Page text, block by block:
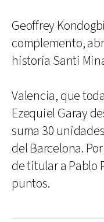
Geoffrey
complemento,
historia Santi
Valencia, que
Ezequiel Garay
suma 30
del Barcelona.
de titular a Pablo
puntos.